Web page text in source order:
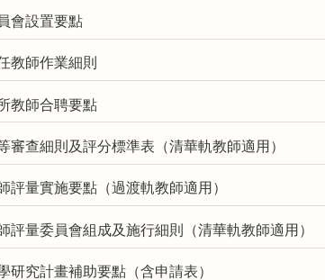
會設置要點
教師作業細則
教師合聘要點
審查細則及評分標準表（清華軌教師適用）
評量實施要點（過渡軌教師適用）
評量委員會組成及施行細則（清華軌教師適用）
研究計畫補助要點（含申請表）